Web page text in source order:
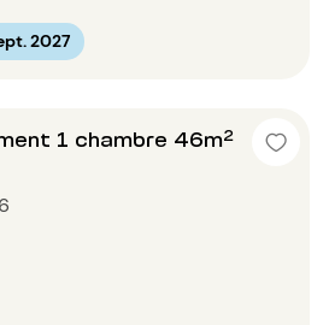
2027
1 chambre 46m²